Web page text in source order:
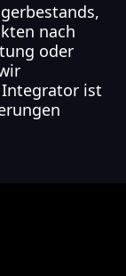
nach
oder
Integrator ist